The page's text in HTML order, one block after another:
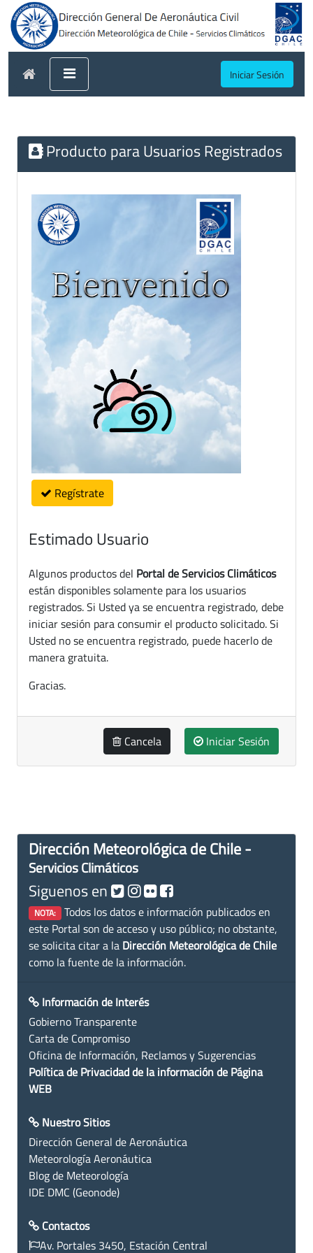
Iniciar Sesión
Producto para Usuarios Registrados
Regístrate
Estimado Usuario
Algunos productos del Portal de Servicios Climáticos
están disponibles solamente para los usuarios
registrados. Si Usted ya se encuentra registrado, debe
iniciar sesión para consumir el producto solicitado. Si
Usted no se encuentra registrado, puede hacerlo de
manera gratuita.
Gracias.
Cancela Iniciar Sesión
Dirección Meteorológica de Chile -
Servicios Climáticos
Siguenos en
NOTA: Todos los datos e información publicados en
este Portal son de acceso y uso público; no obstante,
se solicita citar a la Dirección Meteorológica de Chile
como la fuente de la información.
Información de Interés
Gobierno Transparente
Carta de Compromiso
Oficina de Información, Reclamos y Sugerencias
Política de Privacidad de la información de Página
WEB
Nuestro Sitios
Dirección General de Aeronáutica
Meteorología Aeronáutica
Blog de Meteorología
IDE DMC (Geonode)
Contactos
Av. Portales 3450, Estación Central